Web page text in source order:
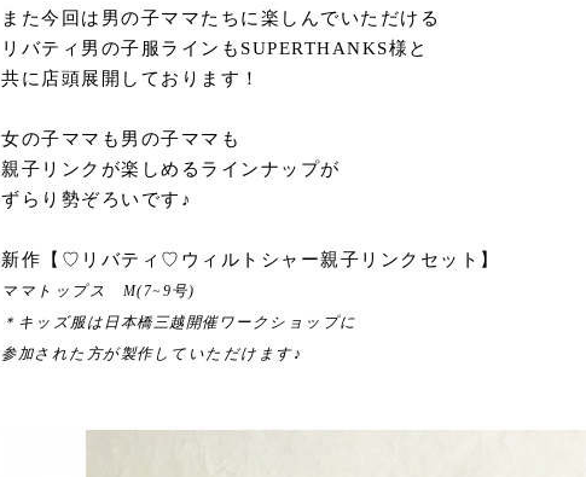
また今回は男の子ママたちに楽しんでいただける
リバティ男の子服ラインもSUPERTHANKS様と
共に店頭展開しております！
女の子ママも男の子ママも
親子リンクが楽しめるラインナップが
ずらり勢ぞろいです♪
新作【♡リバティ♡ウィルトシャー親子リンクセット】
ママトップス M(7~9号)
＊キッズ服は日本橋三越開催ワークショップに
参加された方が製作していただけます♪